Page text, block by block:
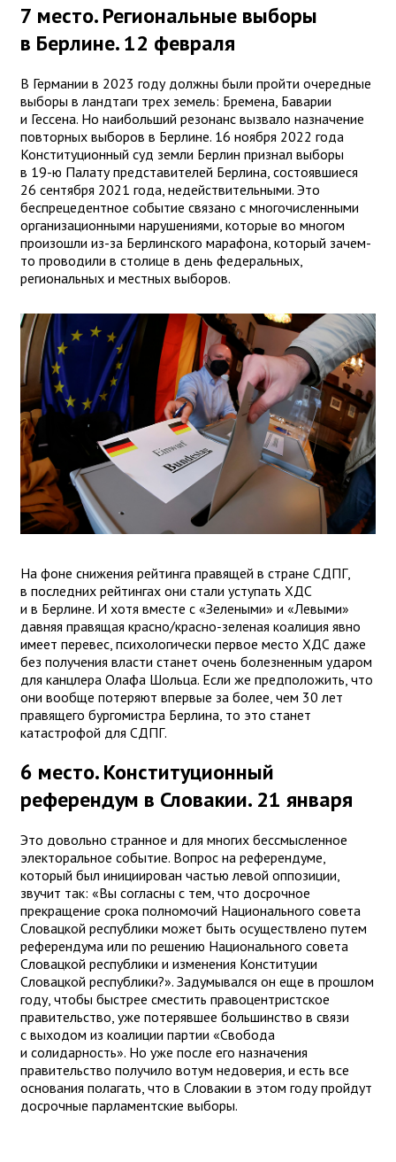
7 место. Региональные выборы
в Берлине. 12 февраля
В Германии в 2023 году должны были пройти очередные
выборы в ландтаги трех земель: Бремена, Баварии
и Гессена. Но наибольший резонанс вызвало назначение
повторных выборов в Берлине. 16 ноября 2022 года
Конституционный суд земли Берлин признал выборы
в 19-ю Палату представителей Берлина, состоявшиеся
26 сентября 2021 года, недействительными. Это
беспрецедентное событие связано с многочисленными
организационными нарушениями, которые во многом
произошли из-за Берлинского марафона, который зачем-
то проводили в столице в день федеральных,
региональных и местных выборов.
На фоне снижения рейтинга правящей в стране СДПГ,
в последних рейтингах они стали уступать ХДС
и в Берлине. И хотя вместе с «Зелеными» и «Левыми»
давняя правящая красно/красно-зеленая коалиция явно
имеет перевес, психологически первое место ХДС даже
без получения власти станет очень болезненным ударом
для канцлера Олафа Шольца. Если же предположить, что
они вообще потеряют впервые за более, чем 30 лет
правящего бургомистра Берлина, то это станет
катастрофой для СДПГ.
6 место. Конституционный
референдум в Словакии. 21 января
Это довольно странное и для многих бессмысленное
электоральное событие. Вопрос на референдуме,
который был инициирован частью левой оппозиции,
звучит так: «Вы согласны с тем, что досрочное
прекращение срока полномочий Национального совета
Словацкой республики может быть осуществлено путем
референдума или по решению Национального совета
Словацкой республики и изменения Конституции
Словацкой республики?». Задумывался он еще в прошлом
году, чтобы быстрее сместить правоцентристское
правительство, уже потерявшее большинство в связи
с выходом из коалиции партии «Свобода
и солидарность». Но уже после его назначения
правительство получило вотум недоверия, и есть все
основания полагать, что в Словакии в этом году пройдут
досрочные парламентские выборы.